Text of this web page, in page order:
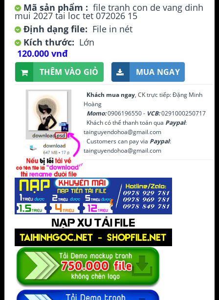
Mã sản phẩm : file tranh con de vang dinh
mui 2027 tai loc tet 072026 15
Định dạng file: File in nét
Kích thước: Lớn
120.000 vnđ
THÊM VÀO GIỎ MUA NGAY
Khách mua ngay, CK trực tiếp: Đặng Minh
Hoàng
Momo:0906196550 - VCB:0291000250717
Khách có thể thanh toán qua Paypal:
tainguyendohoa@gmail.com
Customers can pay via Paypal:
tainguyendohoa@gmail.com